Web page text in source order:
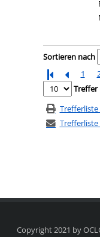
Zu den
Sortieren nach
1
Treffer
Trefferliste
Copyright 2021 by